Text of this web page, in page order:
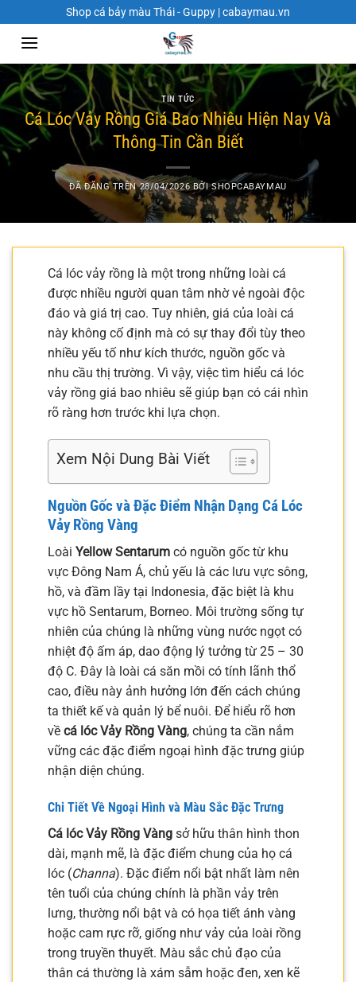
đến
dung
Shop cá bảy màu Thái - Guppy | cabaymau.vn
TIN TỨC
Cá Lóc Vảy Rồng Giá Bao Nhiêu Hiện Nay Và
Thông Tin Cần Biết
ĐÃ ĐĂNG TRÊN28/04/2026 BỞISHOPCABAYMAU
Cá lóc vảy rồng là một trong những loài cá
được nhiều người quan tâm nhờ vẻ ngoài độc
đáo và giá trị cao. Tuy nhiên, giá của loài cá
này không cố định mà có sự thay đổi tùy theo
nhiều yếu tố như kích thước, nguồn gốc và
nhu cầu thị trường. Vì vậy, việc tìm hiểu cá lóc
vảy rồng giá bao nhiêu sẽ giúp bạn có cái nhìn
rõ ràng hơn trước khi lựa chọn.
Xem Nội Dung Bài Viết
Nguồn Gốc và Đặc Điểm Nhận Dạng Cá Lóc
Vảy Rồng Vàng
Loài Yellow Sentarum có nguồn gốc từ khu
vực Đông Nam Á, chủ yếu là các lưu vực sông,
hồ, và đầm lầy tại Indonesia, đặc biệt là khu
vực hồ Sentarum, Borneo. Môi trường sống tự
nhiên của chúng là những vùng nước ngọt có
nhiệt độ ấm áp, dao động lý tưởng từ 25 – 30
độ C. Đây là loài cá săn mồi có tính lãnh thổ
cao, điều này ảnh hưởng lớn đến cách chúng
ta thiết kế và quản lý bể nuôi. Để hiểu rõ hơn
về cá lóc Vảy Rồng Vàng, chúng ta cần nắm
vững các đặc điểm ngoại hình đặc trưng giúp
nhận diện chúng.
Chi Tiết Về Ngoại Hình và Màu Sắc Đặc Trưng
Cá lóc Vảy Rồng Vàng sở hữu thân hình thon
dài, mạnh mẽ, là đặc điểm chung của họ cá
lóc (Channa). Đặc điểm nổi bật nhất làm nên
tên tuổi của chúng chính là phần vảy trên
lưng, thường nổi bật và có họa tiết ánh vàng
hoặc cam rực rỡ, giống như vảy của loài rồng
trong truyền thuyết. Màu sắc chủ đạo của
thân cá thường là xám sẫm hoặc đen, xen kẽ